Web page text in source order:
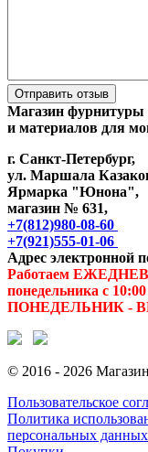
Отправить отзыв
Магазин фурнитуры
и материалов для
г. Санкт-Петербург,
ул. Маршала
Ярмарка "Юнона",
магазин № 631,
+7(812)980-08-60
+7(921)555-01-06
Адрес электронной
Работаем
понедельника с
ПОНЕДЕЛЬНИК -
© 2016 - 2026
Пользовательское
Политика
персональных данных